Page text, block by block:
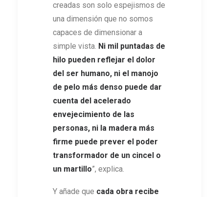
creadas son solo espejismos de
una dimensión que no somos
capaces de dimensionar a
simple vista. Ni mil puntadas de
hilo pueden reflejar el dolor
del ser humano, ni el manojo
de pelo más denso puede dar
cuenta del acelerado
envejecimiento de las
personas, ni la madera más
firme puede prever el poder
transformador de un cincel o
un martillo”, explica.
Y añade que cada obra recibe